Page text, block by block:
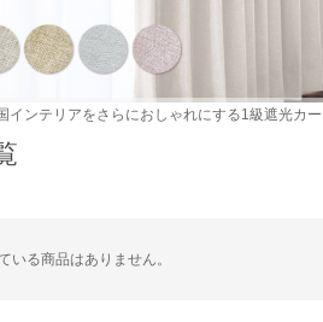
インテリアをさらにおしゃれにする1級遮光カ
いる商品はありません。